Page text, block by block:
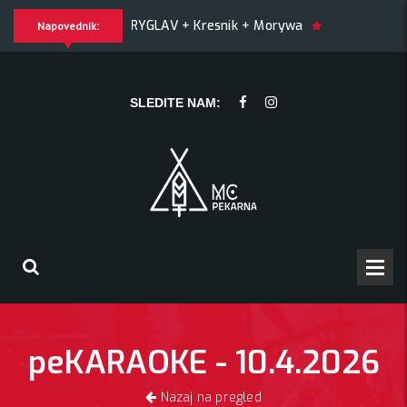
Napovednik:
+ Kresnik + Morywa
YAWNING MAN (US), Hrmülja
MAN (US), Hrmülja (HR), A Gram trip (HR)
SLEDITE NAM:
peKARAOKE - 10.4.2026
Nazaj na pregled